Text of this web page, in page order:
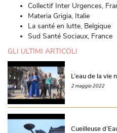
Collectif Inter Urgences,
Materia Grigia, Italie
La santé en lutte, Belgique
Sud Santé Sociaux, France
GLI ULTIMI ARTICOLI
L’eau de la vie
2 maggio 2022
Cueilleuse